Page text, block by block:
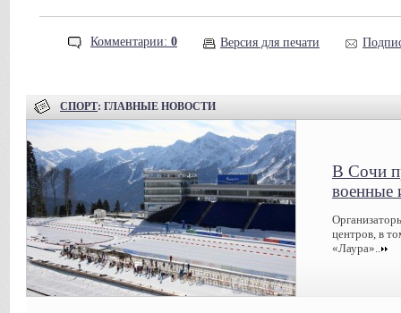
Комментарии: 0 Версия для печати
СПОРТ: ГЛАВНЫЕ НОВОСТИ
В Сочи
военные
центров, в
«Лаура»..